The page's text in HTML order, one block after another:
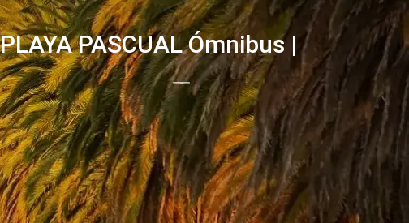
PASCUAL Ómnibus |
online
Tus
ómnibus